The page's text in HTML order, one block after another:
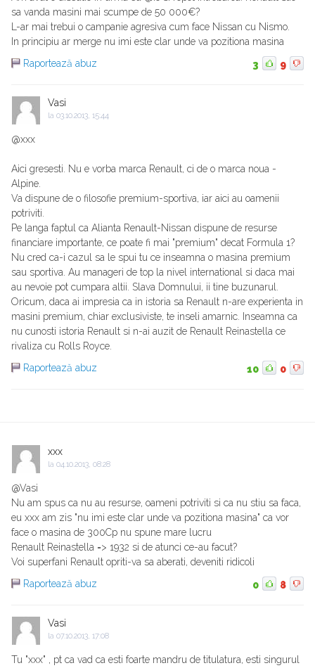
sa vanda masini mai scumpe de 50 000€?
L-ar mai trebui o campanie agresiva cum face Nissan cu Nismo.
In principiu ar merge nu imi este clar unde va pozitiona masina
Raportează abuz
3 9
Vasi
la 03.10.2013, 15:44
@xxx
Aici gresesti. Nu e vorba marca Renault, ci de o marca noua -
Alpine.
Va dispune de o filosofie premium-sportiva, iar aici au oamenii
potriviti.
Pe langa faptul ca Alianta Renault-Nissan dispune de resurse
financiare importante, ce poate fi mai "premium" decat Formula 1?
Nu cred ca-i cazul sa le spui tu ce inseamna o masina premium
sau sportiva. Au manageri de top la nivel international si daca mai
au nevoie pot cumpara altii. Slava Domnului, ii tine buzunarul.
Oricum, daca ai impresia ca in istoria sa Renault n-are experienta in
masini premium, chiar exclusiviste, te inseli amarnic. Inseamna ca
nu cunosti istoria Renault si n-ai auzit de Renault Reinastella ce
rivaliza cu Rolls Royce.
Raportează abuz
10 0
xxx
la 04.10.2013, 08:28
@Vasi
Nu am spus ca nu au resurse, oameni potriviti si ca nu stiu sa faca,
eu xxx am zis "nu imi este clar unde va pozitiona masina" ca vor
face o masina de 300Cp nu spune mare lucru
Renault Reinastella => 1932 si de atunci ce-au facut?
Voi superfani Renault opriti-va sa aberati, deveniti ridicoli
Raportează abuz
0 8
Vasi
la 07.10.2013, 17:08
Tu "xxx" , pt ca vad ca esti foarte mandru de titulatura, esti singurul